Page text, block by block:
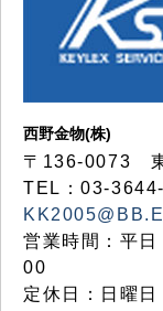
西野金物(株)
〒136-0073
TEL：
営業時間：平
00
定休日：日曜日